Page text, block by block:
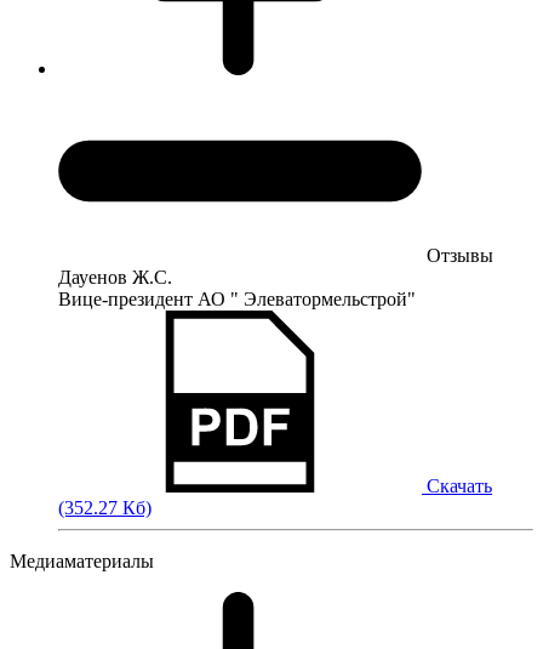
Отзывы
Дауенов Ж.С.
Вице-президент АО " Элеватормельстрой"
Скачать
(352.27 Кб)
Медиаматериалы